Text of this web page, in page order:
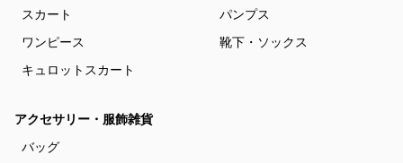
スカート
ワンピース
キュロットスカート
パンプス
靴下・ソックス
アクセサリー・服飾雑貨
バッグ